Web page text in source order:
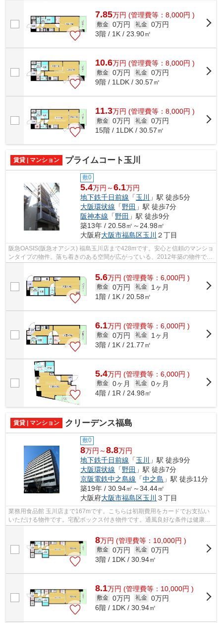
7.85万円 (管理費等：8,000円 )
敷金 0万円 礼金 0万円
3階 / 1K / 23.90㎡
10.6万円 (管理費等：8,000円 )
敷金 0万円 礼金 0万円
9階 / 1LDK / 30.57㎡
11.3万円 (管理費等：8,000円 )
敷金 0万円 礼金 0万円
15階 / 1LDK / 30.57㎡
賃貸 | マンション プライムコート玉川
敷0
5.4万円～6.1万円
地下鉄千日前線 「玉川
」駅 徒歩5分
大阪環状線 「野田 」駅 徒歩7分
阪神本線 「野田 」駅 徒歩9分
築13年 / 20.58㎡～24.98㎡
大阪府大阪市福島区玉川 ２丁目
阪急OASIS(阪急オアシス) 福島玉川店まで428mです。安心と信頼のマンショ
ンタイプの物件。落ち着きのある空間が広がっている、2012年築の物件で
5.6万円 (管理費等：6,000円 )
敷金 0万円 礼金
1ヶ月
1階 / 1K / 20.58㎡
6.1万円 (管理費等：6,000円 )
敷金 0万円 礼金
1ヶ月
3階 / 1K / 21.77㎡
5.4万円 (管理費等：6,000円 )
敷金 0ヶ月 礼金 0ヶ月
4階 / 1R / 24.98㎡
賃貸 | マンション クリーデンス福島
敷0
8万円～8.8万円
地下鉄千日前線 「玉川
」駅 徒歩9分
大阪環状線 「野田 」駅 徒歩7分
京阪電鉄中之島線 「中之島 」駅 徒歩11分
築19年 / 30.94㎡～34.44㎡
大阪府大阪市福島区玉川 ３丁目
業務用食品館 玉川店まで167mです。こちらは初期費用をカードでお支払い
いただける物件です。宅配ボックス付き物件です。通風良好な条件は健康面
8万円 (管理費等：10,000円 )
敷金 0万円 礼金 0万円
3階 / 1DK / 30.94㎡
8.1万円 (管理費等：10,000円 )
敷金 0万円 礼金 0万円
6階 / 1DK / 30.94㎡